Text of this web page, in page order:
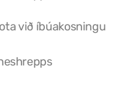
við íbúakosningu